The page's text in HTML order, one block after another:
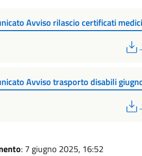
Avviso rilascio certificati medici
Avviso trasporto disabili
: 7 giugno 2025, 16:52